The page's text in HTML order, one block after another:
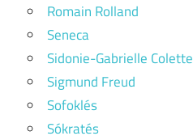
Romain Rolland
Seneca
Sidonie-Gabrielle Colette
Sigmund Freud
Sofoklés
Sókratés